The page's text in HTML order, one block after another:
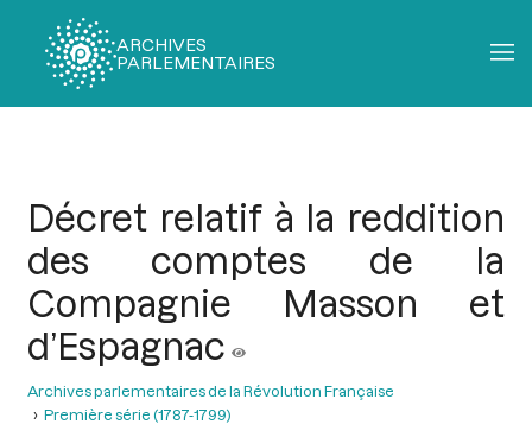
ARCHIVES
PARLEMENTAIRES
Décret relatif à la reddition
des comptes de la
Compagnie Masson et
d’Espagnac
Archives parlementaires de la Révolution Française
Première série (1787-1799)